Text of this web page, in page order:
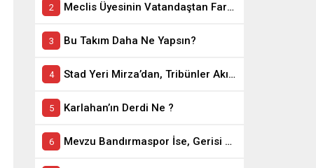
Meclis Üyesinin Vatandaştan Farkı Ne ?
Bu Takım Daha Ne Yapsın?
Stad Yeri Mirza’dan, Tribünler Akın’dan: Geriye Bakanlık Kaldı.
Karlahan’ın Derdi Ne ?
Mevzu Bandırmaspor İse, Gerisi Teferruattır